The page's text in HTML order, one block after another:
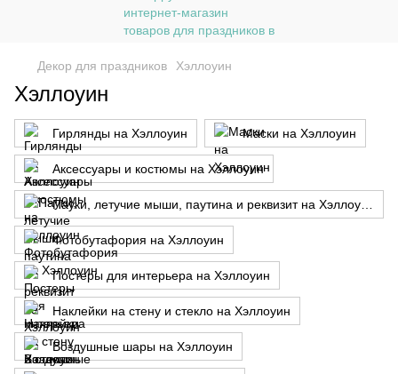
Декор для праздников Хэллоуин
Хэллоуин
Гирлянды на Хэллоуин Маски на Хэллоуин
Аксессуары и костюмы на Хэллоуин
Фотобутафория на Хэллоуин
Постеры для интерьера на Хэллоуин
Наклейки на стену и стекло на Хэллоуин
Воздушные шары на Хэллоуин